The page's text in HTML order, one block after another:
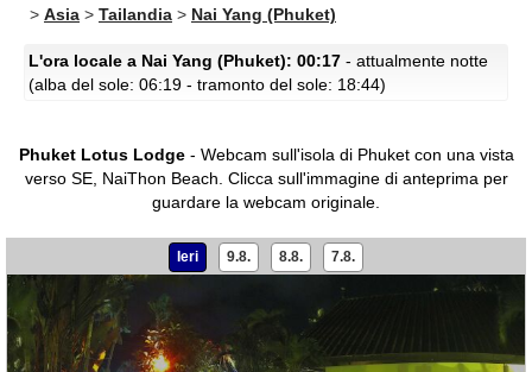
> Asia > Tailandia > Nai Yang (Phuket)
L'ora locale a Nai Yang (Phuket): 00:17 - attualmente notte
(alba del sole: 06:19 - tramonto del sole: 18:44)
Phuket Lotus Lodge- Webcam sull'isola di Phuket con una vista
verso SE, NaiThon Beach. Clicca sull'immagine di anteprima per
guardare la webcam originale.
Ieri 9.8. 8.8. 7.8.